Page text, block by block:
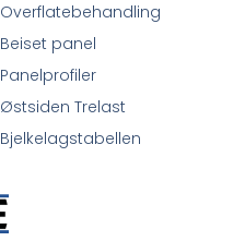
Overflatebehandling
Beiset panel
Panelprofiler
Østsiden Trelast
Bjelkelagstabellen